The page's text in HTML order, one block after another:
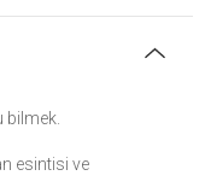
bilmek.
esintisi ve